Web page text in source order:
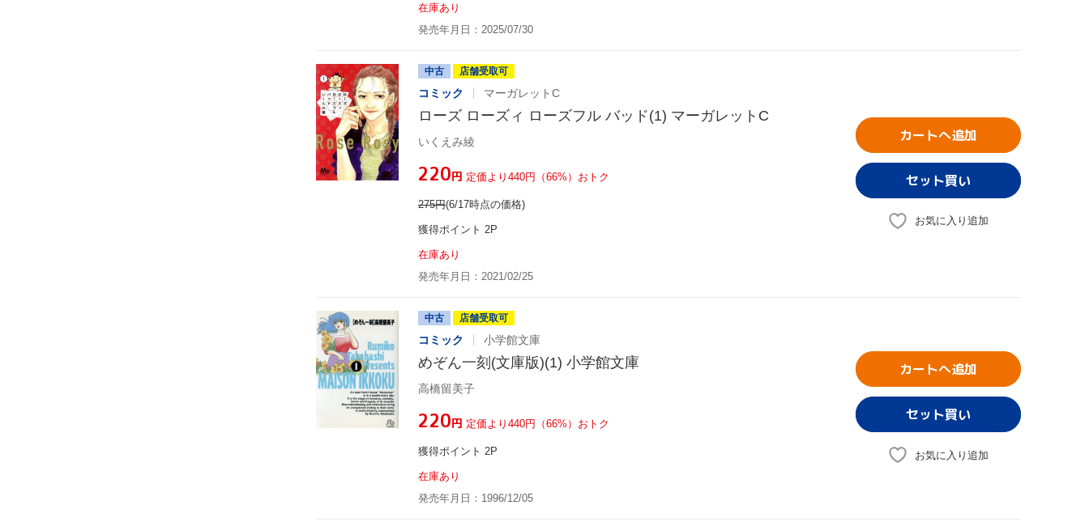
在庫あり
発売年月日：2025/07/30
中古 店舗受取可
コミック マーガレットC
ローズ ローズィ ローズフル バッド(1) マーガレットC
いくえみ綾
¥220円 定価より440円（66%）おトク
275円(6/17時点の価格)
獲得ポイント 2P
在庫あり
発売年月日：2021/02/25
カートへ追加
お気に入り追加
中古 店舗受取可
コミック 小学館文庫
めぞん一刻(文庫版)(1) 小学館文庫
高橋留美子
¥220円 定価より440円（66%）おトク
獲得ポイント 2P
在庫あり
発売年月日：1996/12/05
カートへ追加
お気に入り追加